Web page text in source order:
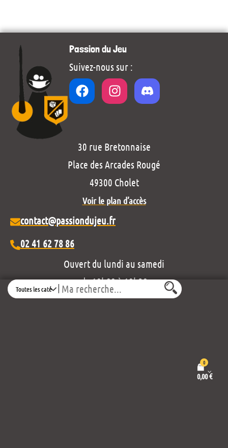
Search
0
0,00€
Passion du Jeu
Suivez-nous sur :
30 rue Bretonnaise
Place des Arcades Rougé
49300 Cholet
Voir le plan d’accès
contact@passiondujeu.fr
02 41 62 78 86
Ouvert du lundi au samedi
de 10h00 à 19h30
Découvrez notre projet éditorial :